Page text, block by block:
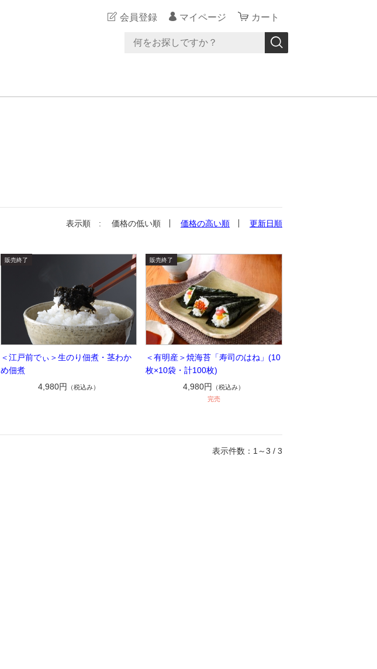
会員登録 マイページ カート
表示順 : 価格の低い順 価格の高い順 更新日順
＜江戸前でぃ＞生のり佃煮・茎わか
め佃煮
4,980円
（税込み）
＜有明産＞焼海苔「寿司のはね」(10
枚×10袋・計100枚)
4,980円
（税込み）
完売
表示件数：1～3 / 3